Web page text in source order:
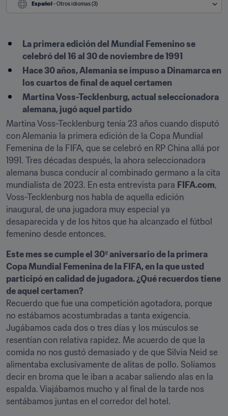
Español - Otros idiomas (3)
La primera edición del Mundial Femenino se
celebró del 16 al 30 de noviembre de 1991
Hace 30 años, Alemania se impuso a Dinamarca en
los cuartos de final de aquel certamen
Martina Voss-Tecklenburg, actual seleccionadora
alemana, jugó aquel partido
Martina Voss-Tecklenburg tenía 23 años cuando disputó
con Alemania la primera edición de la Copa Mundial
Femenina de la FIFA, que se celebró en RP China allá por
1991. Tres décadas después, la ahora seleccionadora
alemana busca conducir al combinado germano a la cita
mundialista de 2023. En esta entrevista para FIFA.com,
Voss-Tecklenburg nos habla de aquella edición
inaugural, de una jugadora muy especial ya
desaparecida y de los hitos que ha alcanzado el fútbol
femenino desde entonces.
Este mes se cumple el 30º aniversario de la primera
Copa Mundial Femenina de la FIFA, en la que usted
participó en calidad de jugadora. ¿Qué recuerdos tiene
Recuerdo que fue una competición agotadora, porque
no estábamos acostumbradas a tanta exigencia.
Jugábamos cada dos o tres días y los músculos se
resentían con relativa rapidez. Me acuerdo de que la
comida no nos gustó demasiado y de que Silvia Neid se
alimentaba exclusivamente de alitas de pollo. Solíamos
decir en broma que le iban a acabar saliendo alas en la
espalda. Viajábamos mucho y al final de la tarde nos
sentábamos juntas en el corredor del hotel.